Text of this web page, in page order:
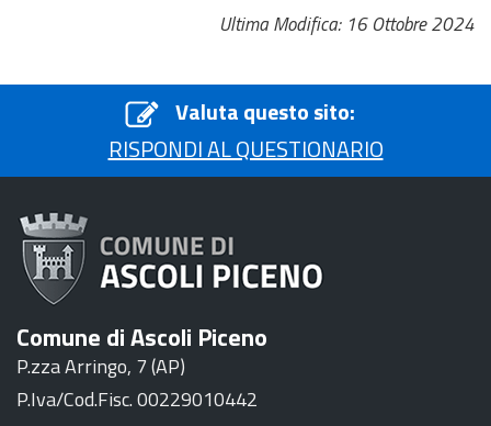
Ultima Modifica: 16 Ottobre 2024
Valuta questo sito:
RISPONDI AL QUESTIONARIO
Comune di Ascoli Piceno
P.zza Arringo, 7 (AP)
P.Iva/Cod.Fisc. 00229010442